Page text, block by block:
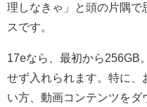
理しなきゃ」と頭の片隅で
スです。
17eなら、最初から256GB
せず入れられます。特に、
い方、動画コンテンツを